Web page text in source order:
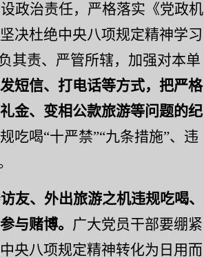
政治责任，严格落实《党政机
决杜绝中央八项规定精神学习
其责、严管所辖，加强对本单
短信、打电话等方式， 把严格
金、变相公款旅游等问题的纪
吃喝“十严禁”“九条措施”、违
友、外出旅游之机违规吃喝、
与赌博。 广大党员干部要绷紧
央八项规定精神转化为日用而